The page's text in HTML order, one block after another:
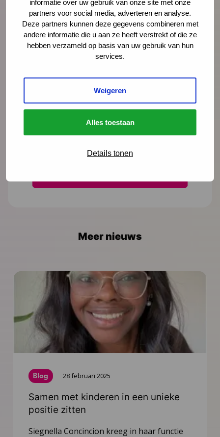
informatie over uw gebruik van onze site met onze
partners voor social media, adverteren en analyse.
Deze partners kunnen deze gegevens combineren met
andere informatie die u aan ze heeft verstrekt of die ze
hebben verzameld op basis van uw gebruik van hun
services.
Weigeren
Alles toestaan
Details tonen
Organisatie
Meer nieuws
Blog 28 februari 2025
Samen met kinderen in een unieke
positie zitten
Siegnella Concincion kreeg in haar functie